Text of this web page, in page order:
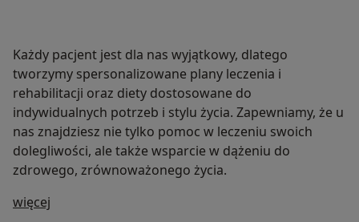
Każdy pacjent jest dla nas wyjątkowy, dlatego
tworzymy spersonalizowane plany leczenia i
rehabilitacji oraz diety dostosowane do
indywidualnych potrzeb i stylu życia. Zapewniamy, że u
nas znajdziesz nie tylko pomoc w leczeniu swoich
dolegliwości, ale także wsparcie w dążeniu do
zdrowego, zrównoważonego życia.
więcej